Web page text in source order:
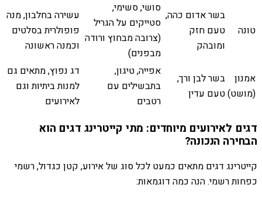
טונה
בשר אדום כהה,
טעם חזק
ומובהק
סושי, סשימי,
סטייקים על הגריל
(צרובה מבחוץ ורודה
מבפנים)
עשירה בחלבון, מנה
פופולרית בסלטים
וכמנה ראשונה
אמנון
(מושט)
בשר לבן ורך,
טעם עדין
אפייה, טיגון,
בתבשילים עם
רטבים
דג נפוץ, מתאים גם
למנות ביתיות וגם
לאירועים
דגים לאירועים מיוחדים: מתי קייטרינג דגים הוא
הבחירה הנכונה?
קייטרינג דגים מתאים כמעט לכל סוג של אירוע, קטן כגדול, רשמי
כפחות רשמי. הנה כמה דוגמאות: